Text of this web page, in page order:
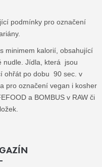
podmínky pro označení
minimem kalorií, obsahující
nudle. Jídla, která jsou
ohřát po dobu 90 sec. v
pro označení vegan i kosher
a BOMBUS v RAW či